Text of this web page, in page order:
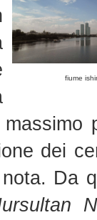
fiume
dei
Da